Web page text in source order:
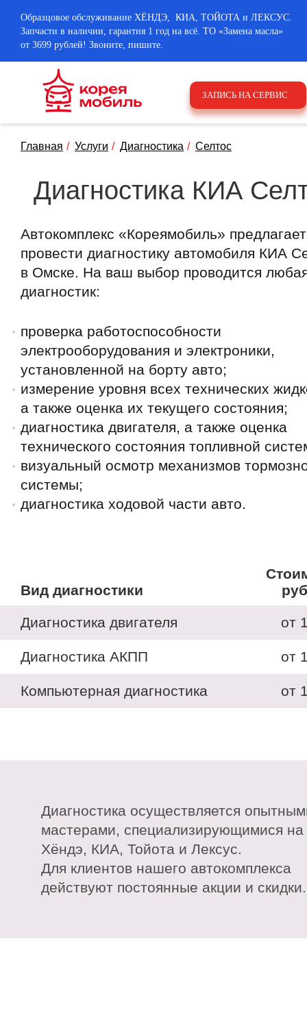
Образцовое обслуживание ХЁНДЭ, КИА, ТОЙОТА и ЛЕКСУС.
Запчасти в наличии, гарантия 1 год на всё. ТО «Замена масла»
от 3699 рублей! Звоните, пишите.
ЗАПИСЬ НА СЕРВИС
Главная Услуги Диагностика Селтос
Диагностика КИА
Автокомплекс «Кореямобиль»
провести диагностику автомобиля КИА
в Омске. На ваш выбор проводится
диагностик:
проверка работоспособности
электрооборудования и электроники,
установленной на борту авто;
измерение уровня всех технических
а также оценка их текущего состояния;
диагностика двигателя, а также оценка
технического состояния топливной
визуальный осмотр механизмов
системы;
диагностика ходовой части авто.
Вид диагностики
Диагностика двигателя от
Диагностика АКПП от
Компьютерная диагностика от
Диагностика осуществляется
мастерами, специализирующимися на
Хёндэ, КИА, Тойота и Лексус.
Для клиентов нашего автокомплекса
действуют постоянные акции и скидки.